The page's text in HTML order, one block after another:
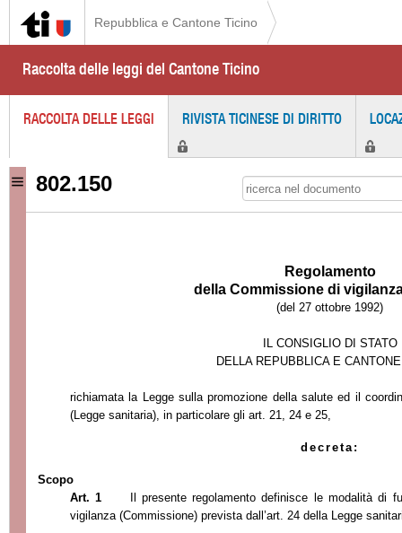
Repubblica e Cantone Ticino
Raccolta delle leggi del Cantone Ticino
RACCOLTA DELLE LEGGI RIVISTA TICINESE DI DIRITTO
802.150
Regolamento
della Commissione di
(del 27 ottobre 1992)
IL CONSIGLIO DI STATO
DELLA REPUBBLICA E
richiamata la Leggesulla promozione della salute ed il
(Legge sanitaria), in particolare gli art. 21, 24 e 25,
decreta:
Scopo
Art. 1
Il presente regolamento definisce le modalità di
vigilanza (Commissione) prevista dall’art. 24 della Legge